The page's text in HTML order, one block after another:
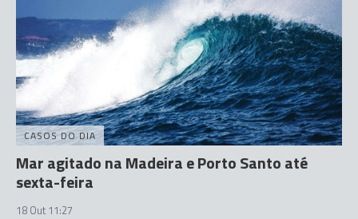
CASOS DO DIA
Mar agitado na Madeira e Porto Santo até
sexta-feira
18 Out 11:27